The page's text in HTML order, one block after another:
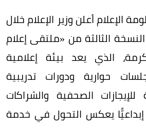
الإعلام أعلن وزير الإعلام خلال
الثالثة من «ملتقى إعلام
الذي يعد بيئة إعلامية
حوارية ودورات تدريبية
الصحفية والشراكات
إبداعيًّا يعكس التحول في خدمة